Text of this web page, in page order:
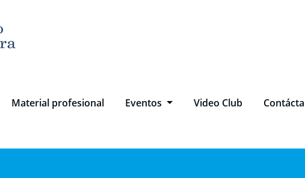
Material profesional Eventos Video Club